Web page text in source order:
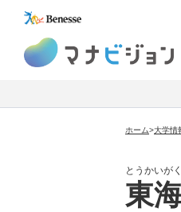
ホーム>大学情
とうかいが
東